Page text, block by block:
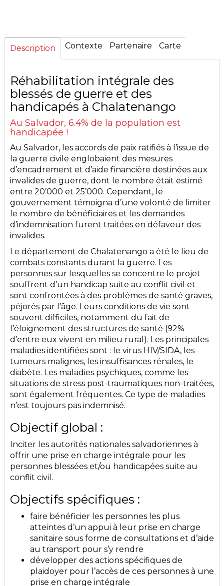
consultation médicale
Avec 100 CHF, vous assurez l’apport en
personne en situation de handicap durant
2 ans
Autre montant
Je fais un don
Description Contexte Partenaire Carte
Réhabilitation intégrale des
blessés de guerre et des
handicapés à Chalatenango
Au Salvador, 6.4% de la population est
handicapée !
Au Salvador, les accords de paix ratifiés à l’issue de
la guerre civile englobaient des mesures
d’encadrement et d’aide financière destinées aux
invalides de guerre, dont le nombre était estimé
entre 20’000 et 25’000. Cependant, le
gouvernement témoigna d’une volonté de limiter
le nombre de bénéficiaires et les demandes
d’indemnisation furent traitées en défaveur des
invalides.
Le département de Chalatenango a été le lieu de
combats constants durant la guerre. Les
personnes sur lesquelles se concentre le projet
souffrent d’un handicap suite au conflit civil et
sont confrontées à des problèmes de santé graves,
péjorés par l’âge. Leurs conditions de vie sont
souvent difficiles, notamment du fait de
l’éloignement des structures de santé (92%
d’entre eux vivent en milieu rural). Les principales
maladies identifiées sont : le virus HIV/SIDA, les
tumeurs malignes, les insuffisances rénales, le
diabète. Les maladies psychiques, comme les
situations de stress post-traumatiques non-traitées,
sont également fréquentes. Ce type de maladies
n’est toujours pas indemnisé.
Objectif global :
Inciter les autorités nationales salvadoriennes à
offrir une prise en charge intégrale pour les
personnes blessées et/ou handicapées suite au
conflit civil.
Objectifs spécifiques :
faire bénéficier les personnes les plus
atteintes d’un appui à leur prise en charge
sanitaire sous forme de consultations et d’aide
au transport pour s’y rendre
développer des actions spécifiques de
plaidoyer pour l’accès de ces personnes à une
prise en charge intégrale